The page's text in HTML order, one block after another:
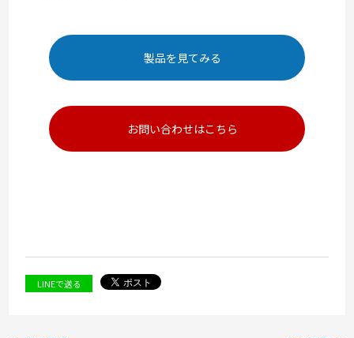
製品を見てみる
お問い合わせはこちら
LINEで送る